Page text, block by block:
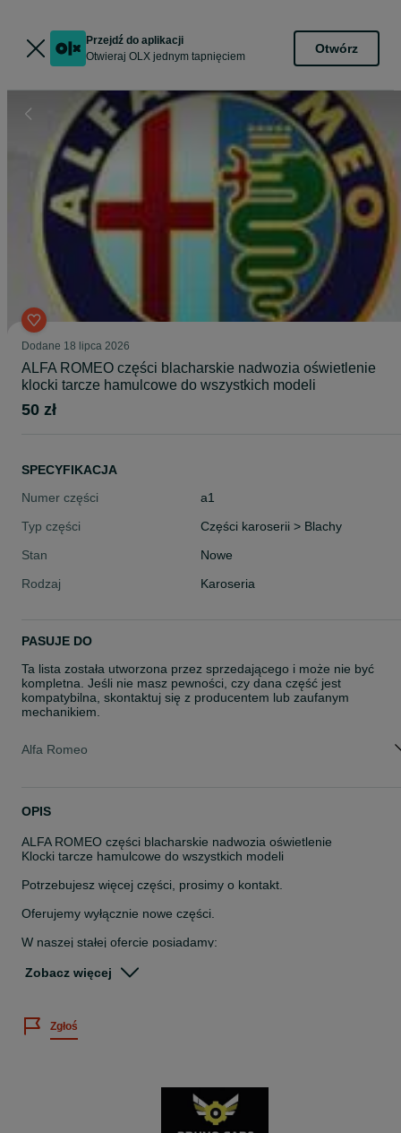
Przejdź do aplikacji
Otwieraj OLX jednym tapnięciem
Otwórz
Dodane 18 lipca 2026
ALFA ROMEO części blacharskie nadwozia oświetlenie
klocki tarcze hamulcowe do wszystkich modeli
50 zł
SPECYFIKACJA
Numer części
a1
Typ części
Części karoserii > Blachy
Stan
Nowe
Rodzaj
Karoseria
PASUJE DO
Ta lista została utworzona przez sprzedającego i może nie być
kompletna. Jeśli nie masz pewności, czy dana część jest
kompatybilna, skontaktuj się z producentem lub zaufanym
mechanikiem.
Alfa Romeo
OPIS
ALFA ROMEO części blacharskie nadwozia oświetlenie
Klocki tarcze hamulcowe do wszystkich modeli
Potrzebujesz więcej części, prosimy o kontakt.
Oferujemy wyłącznie nowe części.
W naszej stałej ofercie posiadamy:
- błotniki przód
- nadkola/ reperaturki wewnętrzne błotników tylnych
- reperaturki/ korytka drzwi przód i tył
- grill zderzaka przedniego: lewa i prawa strona
- podłużnice/ wzmocnienie ramy
Zobacz więcej
Zgłoś